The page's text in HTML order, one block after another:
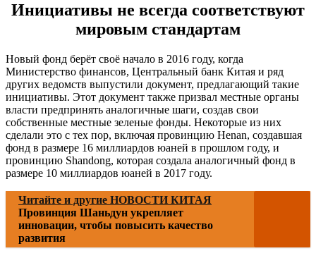
Инициативы не всегда соответствуют
мировым стандартам
Новый фонд берёт своё начало в 2016 году, когда
Министерство финансов, Центральный банк Китая и ряд
других ведомств выпустили документ, предлагающий такие
инициативы. Этот документ также призвал местные органы
власти предпринять аналогичные шаги, создав свои
собственные местные зеленые фонды. Некоторые из них
сделали это с тех пор, включая провинцию Henan, создавшая
фонд в размере 16 миллиардов юаней в прошлом году, и
провинцию Shandong, которая создала аналогичный фонд в
размере 10 миллиардов юаней в 2017 году.
Читайте и другие НОВОСТИ КИТАЯ
Провинция Шаньдун укрепляет
инновации, чтобы повысить качество
развития